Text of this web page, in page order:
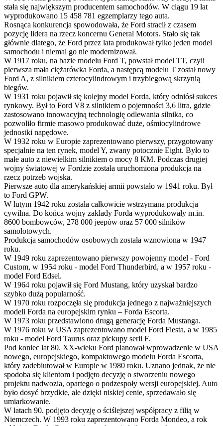
stała się największym producentem samochodów. W ciągu 19 lat
wyprodukowano 15 458 781 egzemplarzy tego auta.
Rosnąca konkurencja spowodowała, że Ford stracił z czasem
pozycję lidera na rzecz koncernu General Motors. Stało się tak
głównie dlatego, że Ford przez lata produkował tylko jeden model
samochodu i niemal go nie modernizował.
W 1917 roku, na bazie modelu Ford T, powstał model TT, czyli
pierwsza mała ciężarówka Forda, a następcą modelu T został nowy
Ford A, z silnikiem czterocylindrowym i trzybiegową skrzynią
biegów.
W 1931 roku pojawił się kolejny model Forda, który odniósł sukces
rynkowy. Był to Ford V8 z silnikiem o pojemności 3,6 litra, gdzie
zastosowano innowacyjną technologię odlewania silnika, co
pozwoliło firmie masowo produkować duże, ośmiocylindrowe
jednostki napędowe.
W 1932 roku w Europie zaprezentowano pierwszy, przygotowany
specjalnie na ten rynek, model Y, zwany potocznie Eight. Było to
małe auto z niewielkim silnikiem o mocy 8 KM. Podczas drugiej
wojny światowej w Fordzie została uruchomiona produkcja na
rzecz potrzeb wojska.
Pierwsze auto dla amerykańskiej armii powstało w 1941 roku. Był
to Ford GPW.
W lutym 1942 roku została całkowicie wstrzymana produkcja
cywilna. Do końca wojny zakłady Forda wyprodukowały m.in.
8600 bombowców, 278 000 jeepów oraz 57 000 silników
samolotowych.
Produkcja samochodów osobowych została wznowiona w 1947
roku.
W 1949 roku zaprezentowano pierwszy powojenny model - Ford
Custom, w 1954 roku - model Ford Thunderbird, a w 1957 roku -
model Ford Edsel.
W 1964 roku pojawił się Ford Mustang, który uzyskał bardzo
szybko dużą popularność.
W 1970 roku rozpoczęła się produkcja jednego z najważniejszych
modeli Forda na europejskim rynku – Forda Escorta.
W 1973 roku przedstawiono drugą generację Forda Mustanga.
W 1976 roku w USA zaprezentowano model Ford Fiesta, a w 1985
roku - model Ford Taurus oraz pickupy serii F.
Pod koniec lat 80. XX-wieku Ford planował wprowadzenie w USA
nowego, europejskiego, kompaktowego modelu Forda Escorta,
który zadebiutował w Europie w 1980 roku. Uznano jednak, że nie
spodoba się klientom i podjęto decyzję o stworzeniu nowego
projektu nadwozia, opartego o podzespoły wersji europejskiej. Auto
było dosyć brzydkie, ale dzięki niskiej cenie, sprzedawało się
umiarkowanie.
W latach 90. podjęto decyzję o ściślejszej współpracy z filią w
Niemczech. W 1993 roku zaprezentowano Forda Mondeo, a rok